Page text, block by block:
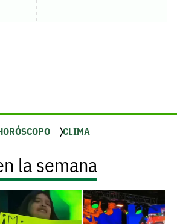
CLIMA
la semana